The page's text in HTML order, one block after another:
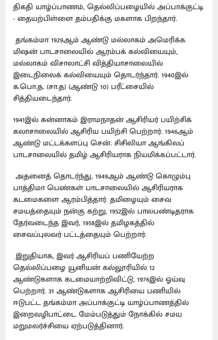
திகதி யாழ்ப்பாணம், தெல்லிப்பழையில் அப்பாக்குட்டி
- தையற்பிள்ளை தம்பதிக்கு மகளாக பிறந்தார்.
தங்கம்மா 1929ஆம் ஆண்டு மல்லாகம் அமெரிக்க
மிஷன் பாடசாலையில் ஆரம்பக் கல்வியையும்,
மல்லாகம் விசாலாட்சி வித்தியாசாலையில்
இடைநிலைக் கல்வியையும் தொடர்ந்தார். 1940இல்
க.பொ.த. (சா.த) (ஆண்டு 10) பரீட்சையில்
சித்தியடைந்தார்.
1941இல் சுன்னாகம் இராமநாதன் ஆசிரியர் பயிற்சிக்
கலாசாலையில் ஆசிரிய பயிற்சி பெற்றார். 1946ஆம்
ஆண்டு மட்டக்களப்பு சென். சிசிலியா ஆங்கிலப்
பாடசாலையில் தமிழ் ஆசிரியராக நியமிக்கப்பட்டார்.
அதனைத் தொடர்ந்து, 1949ஆம் ஆண்டு கொழும்பு
பாத்திமா பெண்கள் பாடசாலையில் ஆசிரியராக
கடமைகளை ஆரம்பித்தார். தமிழையும் சைவ
சமயத்தையும் நன்கு கற்று, 1952இல் பாலபண்டிதராக
தேர்வடைந்த இவர், 1958இல் தமிழகத்தில்
சைவப்புலவர் பட்டத்தையும் பெற்றார்.
இறுதியாக, இவர் ஆசிரியப் பணியேற்ற
தெல்லிப்பழை யூனியன் கல்லூரியில் 12
ஆண்டுகளாக கடமையாற்றிவிட்டு, 1976இல் ஓய்வு
பெற்றார். 31 ஆண்டுகளாக ஆசிரியை பணியில்
ஈடுபட்ட தங்கம்மா அப்பாக்குட்டி யாழ்ப்பாணத்தில்
இறைவழிபாட்டை மேம்படுத்தும் நோக்கில் சமய
மறுமலர்ச்சியை ஏற்படுத்தினார்.